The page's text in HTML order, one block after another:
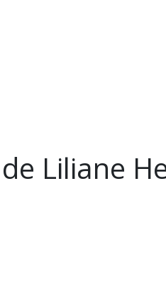
Liliane